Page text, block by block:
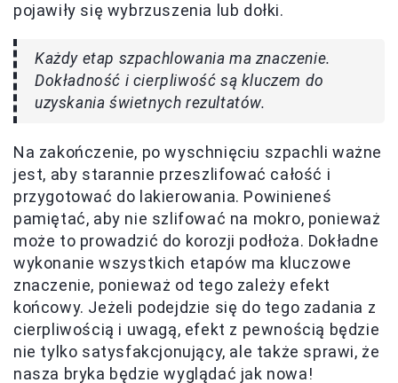
pojawiły się wybrzuszenia lub dołki.
Każdy etap szpachlowania ma znaczenie.
Dokładność i cierpliwość są kluczem do
uzyskania świetnych rezultatów.
Na zakończenie, po wyschnięciu szpachli ważne
jest, aby starannie przeszlifować całość i
przygotować do lakierowania. Powinieneś
pamiętać, aby nie szlifować na mokro, ponieważ
może to prowadzić do korozji podłoża. Dokładne
wykonanie wszystkich etapów ma kluczowe
znaczenie, ponieważ od tego zależy efekt
końcowy. Jeżeli podejdzie się do tego zadania z
cierpliwością i uwagą, efekt z pewnością będzie
nie tylko satysfakcjonujący, ale także sprawi, że
nasza bryka będzie wyglądać jak nowa!